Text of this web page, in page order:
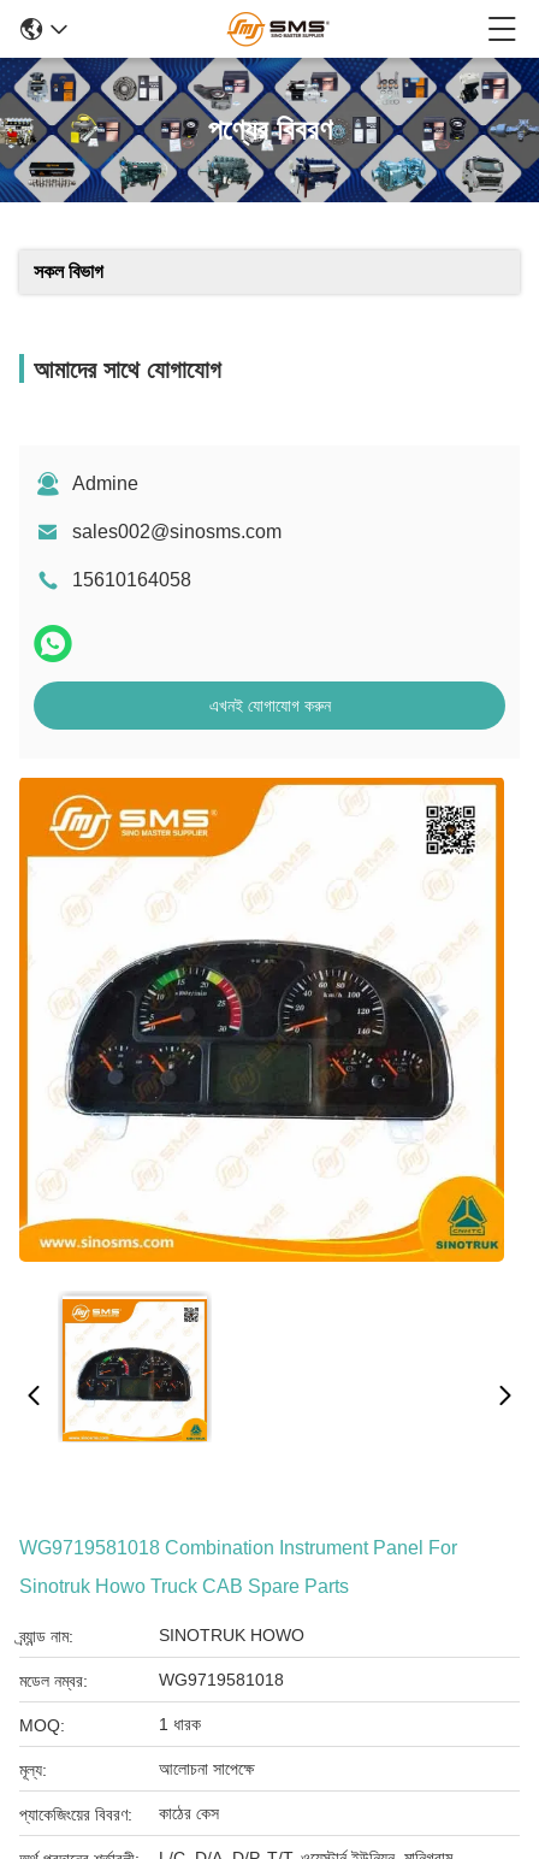
পণ্যের বিবরণ
সকল বিভাগ
আমাদের সাথে যোগাযোগ
Admine
sales002@sinosms.com
15610164058
এখনই যোগাযোগ করুন
WG9719581018 Combination Instrument Panel For
Sinotruk Howo Truck CAB Spare Parts
ব্র্যান্ড নাম: SINOTRUK HOWO
মডেল নম্বর: WG9719581018
MOQ: 1 ধারক
মূল্য: আলোচনা সাপেক্ষে
প্যাকেজিংয়ের বিবরণ: কাঠের কেস